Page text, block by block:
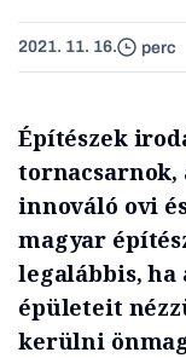
2021. 11. 16. perc
Építészek
tornacsarnok,
innováló ovi
magyar
legalábbis, ha
épületeit
kerülni